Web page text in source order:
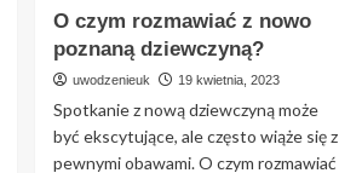
Jak
poderwać
dziewczynę
FB
O czym rozmawiać z nowo
poznaną dziewczyną?
uwodzenieuk 19 kwietnia, 2023
Spotkanie z nową dziewczyną może
być ekscytujące, ale często wiąże się z
pewnymi obawami. O czym rozmawiać